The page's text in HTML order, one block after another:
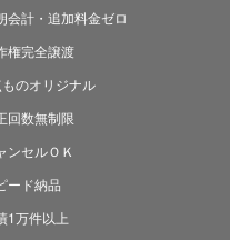
会計・追加料金ゼロ
権完全譲渡
のオリジナル
回数無制限
ンセルＯＫ
ード納品
1万件以上